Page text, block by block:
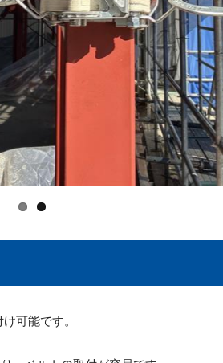
可能です。